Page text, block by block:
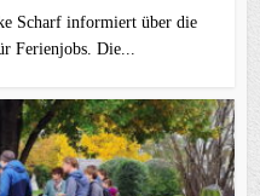
Scharf informiert über die
Ferienjobs. Die...